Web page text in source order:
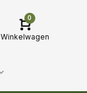
0
Winkelwagen